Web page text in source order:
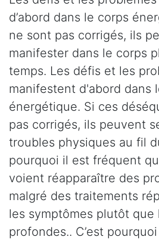
d’abord dans le corps
ne sont pas corrigés, ils
manifester dans le corps
temps. Les défis et les
manifestent d'abord dans
énergétique. Si ces
pas corrigés, ils peuvent
troubles physiques au fil
pourquoi il est fréquent
voient réapparaître des
malgré des traitements
les symptômes plutôt que
profondes.. C’est